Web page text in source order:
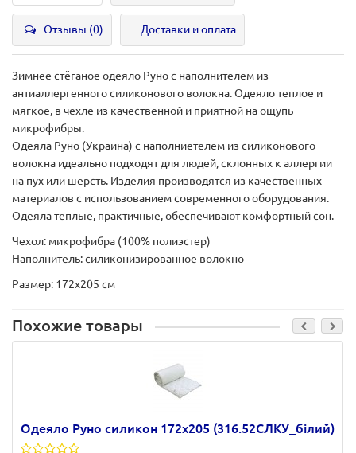
Отзывы (0) Доставки и оплата
Зимнее стёганое одеяло Руно с наполнителем из
антиаллергенного силиконового волокна. Одеяло теплое и
мягкое, в чехле из качественной и приятной на ощупь
микрофибры.
Одеяла Руно (Украина) с наполниетелем из силиконового
волокна идеально подходят для людей, склонных к аллергии
на пух или шерсть. Изделия производятся из качественных
материалов с использованием современного оборудования.
Одеяла теплые, практичные, обеспечивают комфортный сон.
Чехол: микрофибра (100% полиэстер)
Наполнитель:силиконизированное волокно
Размер: 172х205 см
Похожие товары
Одеяло Руно силикон 172х205 (316.52СЛКУ_білий)